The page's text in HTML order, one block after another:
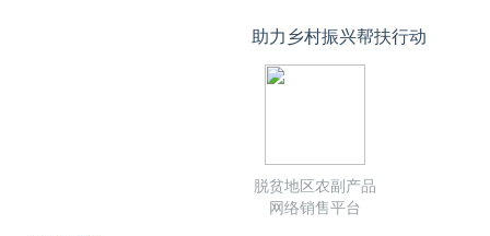
助力乡村振兴帮扶行动
脱贫地区农副产品
网络销售平台